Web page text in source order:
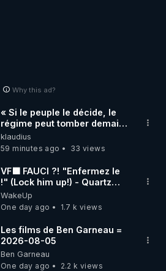
Why this ad?
« Si le peuple le décide, le
régime peut tomber demain !
»
klaudius
59 minutes ago
33 views
VF🟩 FAUCI ?! "Enfermez le
!" (Lock him up!) - Quartz
Traduction
WakeUp
One day ago
1.7 k views
Les films de Ben Garneau =
2026-08-05
Ben Garneau
One day ago
2.2 k views